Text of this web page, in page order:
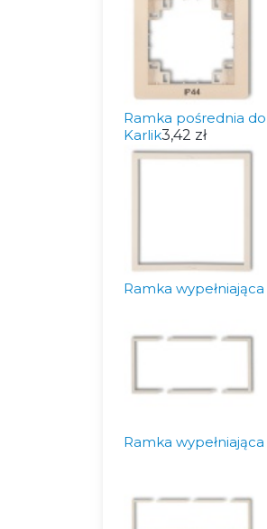
Ramka pośrednia
Karlik3,42 zł
Ramka
Ramka